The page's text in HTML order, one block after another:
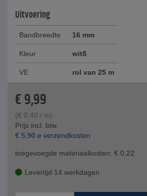
Uitvoering
Bandbreedte 16 mm
Kleur witß
VE rol van 25 m
€9,99
(€ 0,40 / m)
Prijs incl. btw.
€ 5,90 e verzendkosten
toegevoegde materiaalkosten: € 0,22
Levertijd 14 werkdagen